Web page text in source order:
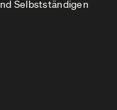
Selbstständigen